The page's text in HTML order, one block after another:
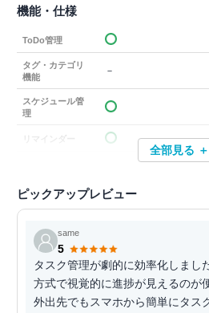
機能・仕様
ToDo管理
タグ・カテゴリ
機能
－
スケジュール管
理
リマインダー
全部見る ＋
ピックアップレビュー
same
5
タスク管理が劇的に効率化しまし
方式で視覚的に進捗が見えるのが
外出先でもスマホから簡単にタス